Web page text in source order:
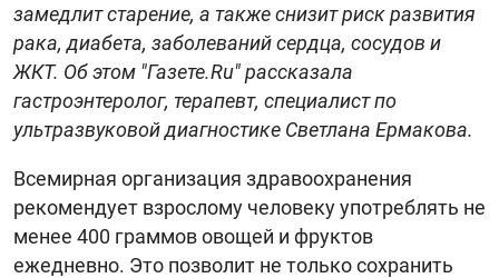
замедлит старение, а также снизит риск развития
рака, диабета, заболеваний сердца, сосудов и
ЖКТ. Об этом "Газете.Ru" рассказала
гастроэнтеролог, терапевт, специалист по
ультразвуковой диагностике Светлана Ермакова.
Всемирная организация здравоохранения
рекомендует взрослому человеку употреблять не
менее 400 граммов овощей и фруктов
ежедневно. Это позволит не только сохранить